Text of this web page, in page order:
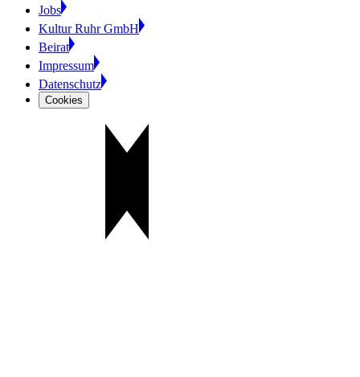
Jobs
Kultur Ruhr GmbH
Beirat
Impressum
Datenschutz
Cookies